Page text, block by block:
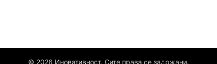
© 2026 Иновативност. Сите права се задржани.